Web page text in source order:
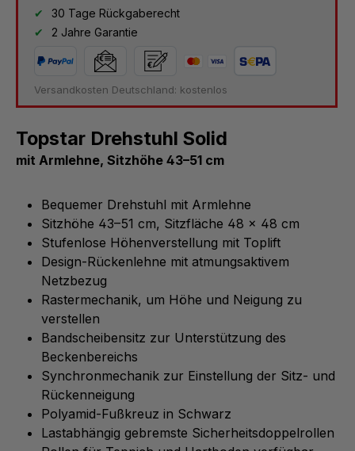
30 Tage Rückgaberecht
2 Jahre Garantie
Versandkosten Deutschland: kostenlos
Topstar Drehstuhl Solid
mit Armlehne, Sitzhöhe 43–51 cm
Bequemer Drehstuhl mit Armlehne
Sitzhöhe 43–51 cm, Sitzfläche 48 x 48 cm
Stufenlose Höhenverstellung mit Toplift
Design-Rückenlehne mit atmungsaktivem
Netzbezug
Rastermechanik, um Höhe und Neigung zu
verstellen
Bandscheibensitz zur Unterstützung des
Beckenbereichs
Synchronmechanik zur Einstellung der Sitz- und
Rückenneigung
Polyamid-Fußkreuz in Schwarz
Lastabhängig gebremste Sicherheitsdoppelrollen